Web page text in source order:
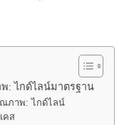
: ไกด์ไลน์มาตรฐาน
ภาพ: ไกด์ไลน์
คส